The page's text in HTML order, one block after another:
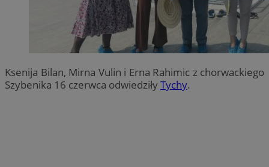
Ksenija Bilan, Mirna Vulin i Erna Rahimic z chorwackiego
Szybenika 16 czerwca odwiedziłyTychy.